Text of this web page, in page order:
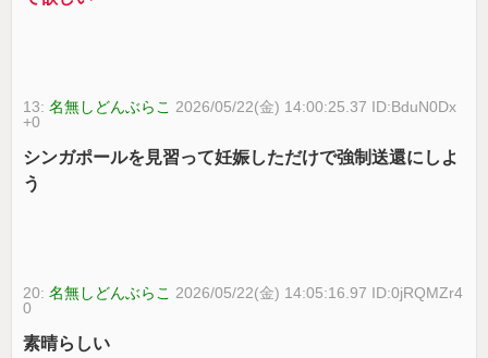
13:名無しどんぶらこ 2026/05/22(金) 14:00:25.37 ID:BduN0Dx
+0
シンガポールを見習って妊娠しただけで強制送還にしよ
う
20:名無しどんぶらこ 2026/05/22(金) 14:05:16.97 ID:0jRQMZr4
0
素晴らしい